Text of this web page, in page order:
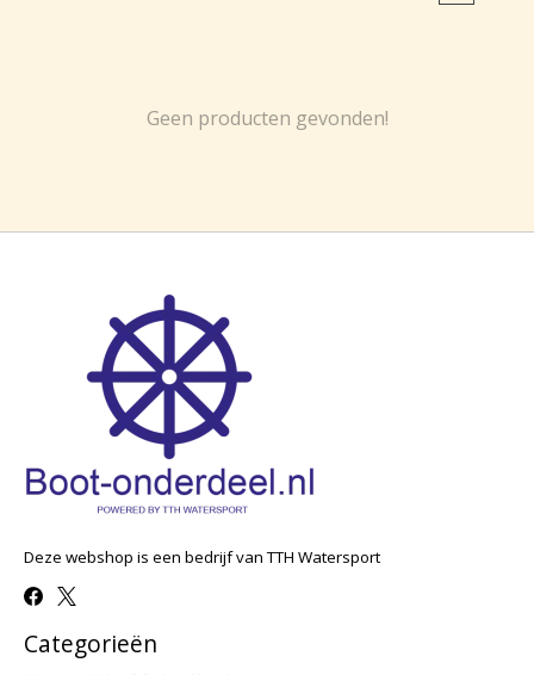
Geen producten gevonden!
Deze webshop is een bedrijf van TTH Watersport
Categorieën